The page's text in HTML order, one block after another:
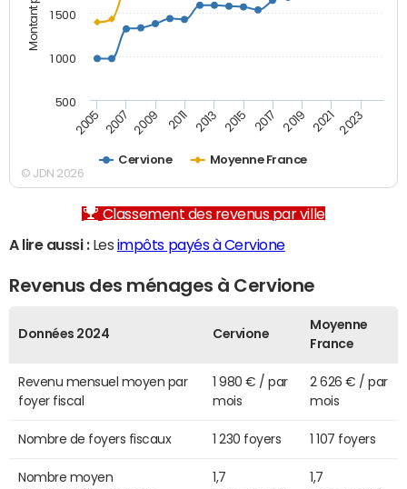
Cervione Moyenne France
2005 2007 2009 2011 2013 2015 2017 2019 2021 2023
500
1 000
1 500
© JDN 2026
Classement des revenus par ville
A lire aussi :Les impôts payés à Cervione
Revenus des ménages à Cervione
Données 2024 Cervione
Moyenne
France
Revenu mensuel moyen par
foyer fiscal
1 980 € / par
mois
2 626 € / par
mois
Nombre de foyers fiscaux 1 230 foyers 1 107 foyers
Nombre moyen
1,7
1,7